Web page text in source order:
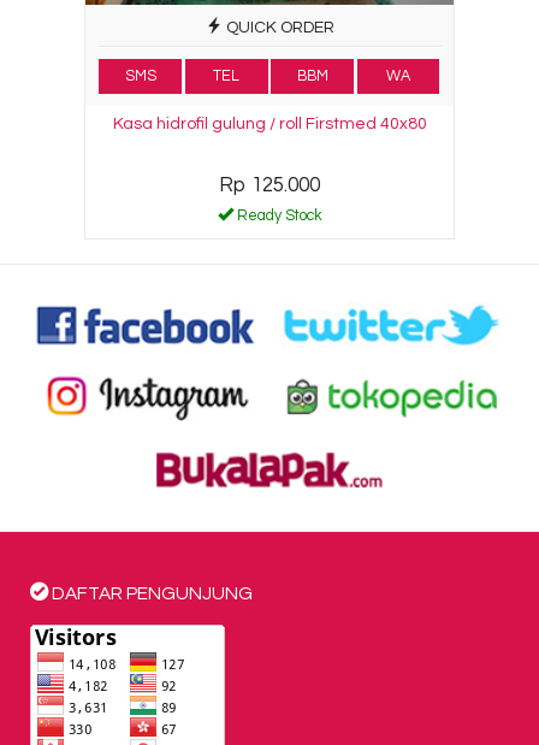
QUICK ORDER
SMS TEL BBM WA
Kasa hidrofil gulung / roll Firstmed 40x80
Rp 125.000
Ready Stock
DAFTAR PENGUNJUNG